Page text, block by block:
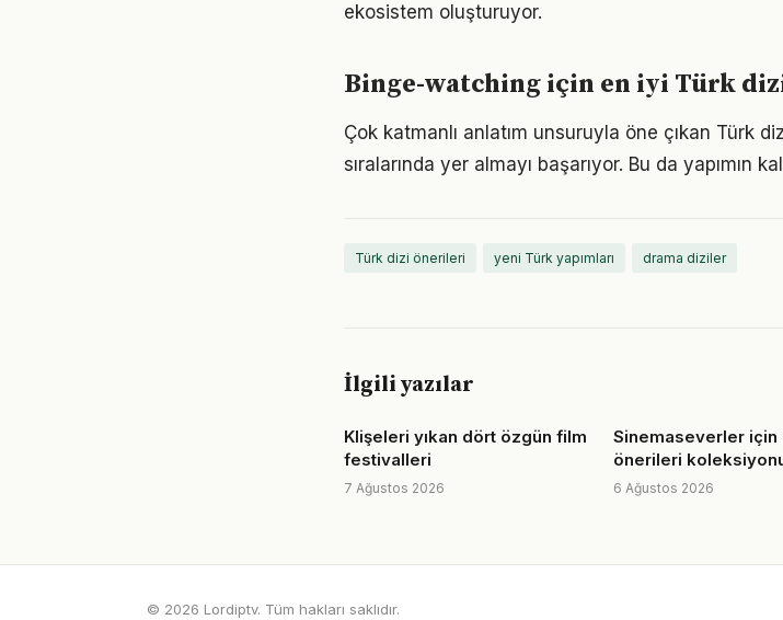
ekosistem oluşturuyor.
Binge-watching için en iyi Türk
Çok katmanlı anlatım unsuruyla öne çıkan Türk
sıralarında yer almayı başarıyor. Bu da yapımın
Türk dizi önerileri yeni Türk yapımları drama diziler
İlgili yazılar
Klişeleri yıkan dört özgün film
festivalleri
7 Ağustos 2026
Sinemaseverler için
önerileri
6 Ağustos 2026
© 2026 Lordiptv. Tüm hakları saklıdır.